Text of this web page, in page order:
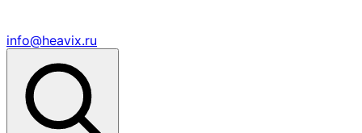
info@heavix.ru